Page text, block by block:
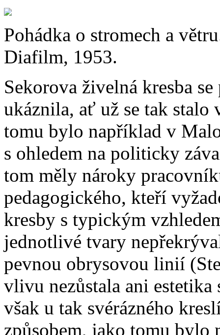
Pohádka o stromech a
Diafilm, 1953.
Sekorova živelná kresba
ukáznila, ať už se tak
tomu bylo například v
s ohledem na politicky
tom měly nároky
pedagogického, kteří
kresby s typickým
jednotlivé tvary
pevnou obrysovou linií
vlivu nezůstala ani
však u tak svérázného
způsobem, jako tomu